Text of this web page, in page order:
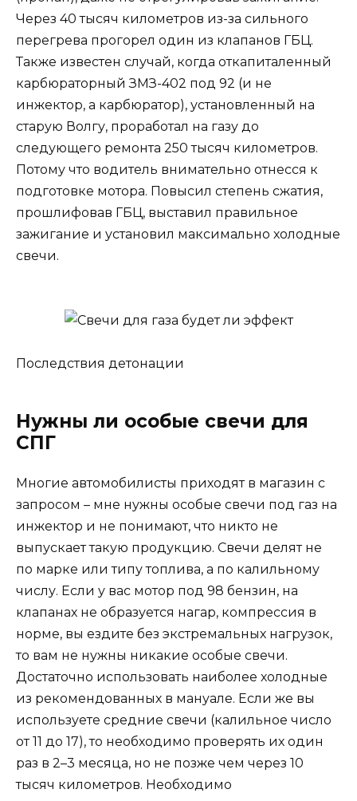
Через 40 тысяч километров из-за сильного
перегрева прогорел один из клапанов ГБЦ.
Также известен случай, когда откапиталенный
карбюраторный ЗМЗ-402 под 92 (и не
инжектор, а карбюратор), установленный на
старую Волгу, проработал на газу до
следующего ремонта 250 тысяч километров.
Потому что водитель внимательно отнесся к
подготовке мотора. Повысил степень сжатия,
прошлифовав ГБЦ, выставил правильное
зажигание и установил максимально холодные
свечи.
Последствия детонации
Нужны ли особые свечи для
СПГ
Многие автомобилисты приходят в магазин с
запросом – мне нужны особые свечи под газ на
инжектор и не понимают, что никто не
выпускает такую продукцию. Свечи делят не
по марке или типу топлива, а по калильному
числу. Если у вас мотор под 98 бензин, на
клапанах не образуется нагар, компрессия в
норме, вы ездите без экстремальных нагрузок,
то вам не нужны никакие особые свечи.
Достаточно использовать наиболее холодные
из рекомендованных в мануале. Если же вы
используете средние свечи (калильное число
от 11 до 17), то необходимо проверять их один
раз в 2–3 месяца, но не позже чем через 10
тысяч километров. Необходимо